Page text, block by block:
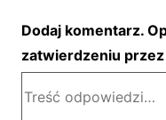
Dodaj komentarz.
zatwierdzeniu